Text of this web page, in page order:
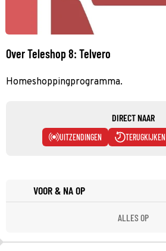
Over Teleshop 8: Telvero
Homeshoppingprogramma.
DIRECT NAAR
UITZENDINGEN TERUGKIJKEN
VOOR & NA OP
ALLES OP